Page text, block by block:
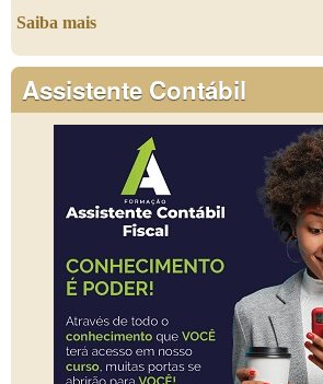
Saiba mais
Assistente Contábil